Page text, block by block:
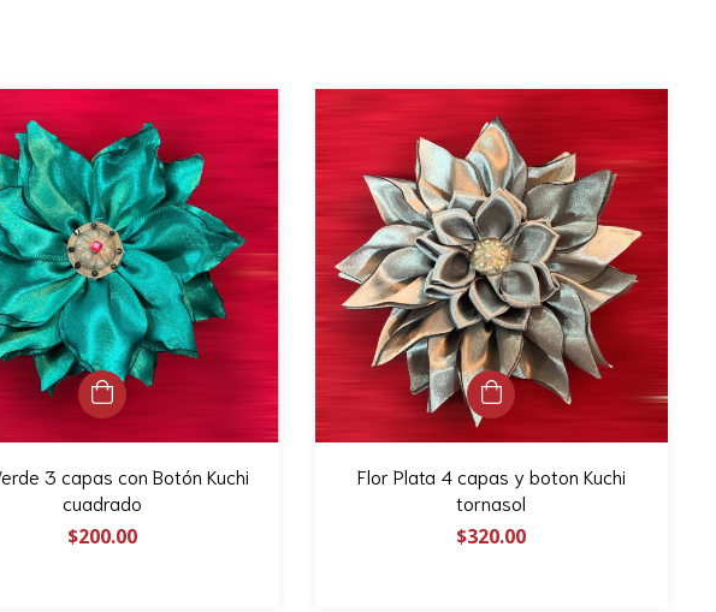
3 capas con Botón Kuchi
cuadrado
$200.00
Flor Plata 4 capas y boton Kuchi
tornasol
$320.00